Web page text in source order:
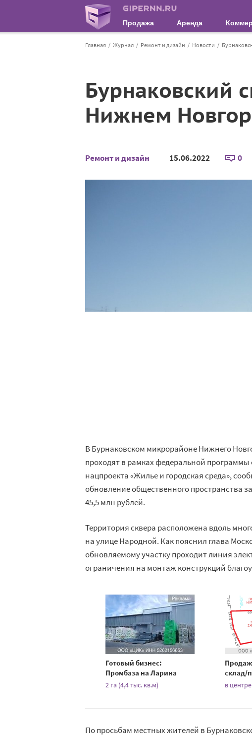
Продажа Аренда
Главная Журнал Ремонт и дизайн Новости
Бурнаковский
Нижнем
Ремонт и дизайн 15.06.2022 0
В Бурнаковском микрорайоне Нижнего
проходят в рамках федеральной
нацпроекта «Жилье и городская среда»,
обновление общественного пространства
45,5 млн рублей.
Территория сквера расположена вдоль
на улице Народной. Как пояснил глава
обновляемому участку проходит линия
ограничения на монтаж конструкций
Готовый бизнес:
Промбаза на Ларина
2 га (4,4 тыс. кв.м)
склад/
в
По просьбам местных жителей в